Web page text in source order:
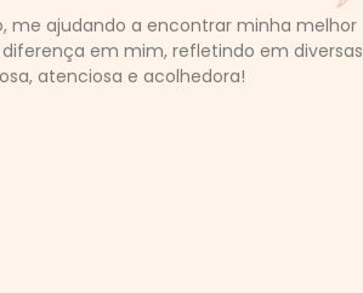
me ajudando a encontrar minha melhor
em mim, refletindo em diversas
atenciosa e acolhedora!